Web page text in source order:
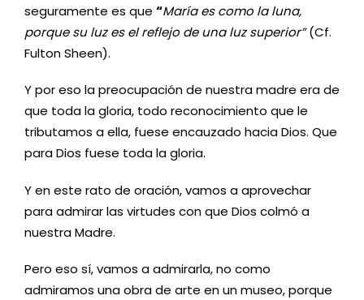
seguramente es que “María es como la luna,
porque su luz es el reflejo de una luz superior”(Cf.
Fulton Sheen).
Y por eso la preocupación de nuestra madre era de
que toda la gloria, todo reconocimiento que le
tributamos a ella, fuese encauzado hacia Dios. Que
para Dios fuese toda la gloria.
Y en este rato de oración, vamos a aprovechar
para admirar las virtudes con que Dios colmó a
nuestra Madre.
Pero eso sí, vamos a admirarla, no como
admiramos una obra de arte en un museo, porque